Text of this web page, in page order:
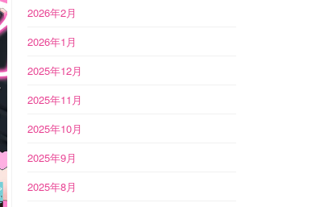
2026年2月
2026年1月
2025年12月
2025年11月
2025年10月
2025年9月
2025年8月